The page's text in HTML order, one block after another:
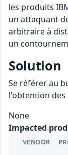
les produits
un attaquant
arbitraire à
un
Solution
Se référer au
l'obtention
None
Impacted
VENDOR